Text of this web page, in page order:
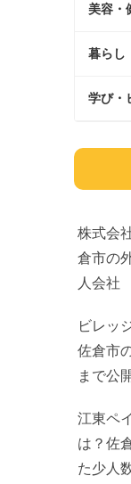
印旛郡
安房郡
カフェ
パン屋
ランチ
観光
宿泊
美容・
美容院
ジム
医療
美容整
メン
医療
小児科
暮らし
外壁
引越し
車買取
庭木・
遺品
ネッ
学び・
習い事
求人
建築
産業
弁護士
司法書
株式会
倉市の
人会社
ビレッ
佐倉市
まで公
江東ペ
は？佐
た少人